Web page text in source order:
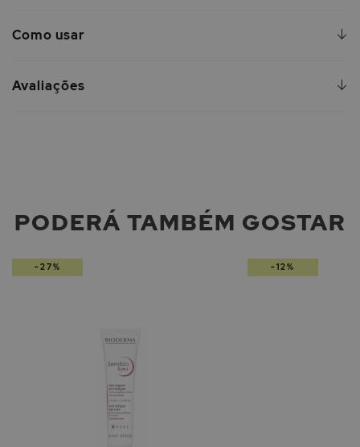
Como usar
Avaliações
PODERÁ TAMBÉM GOSTAR
-27% -12%